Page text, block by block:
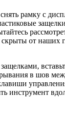
рамку с
от наших
в шов
инструмент